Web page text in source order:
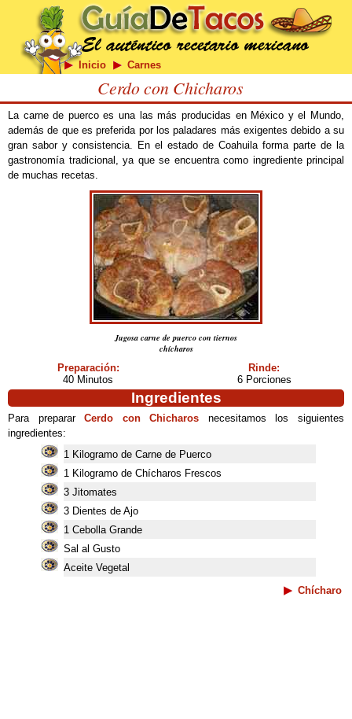
Inicio Carnes
Cerdo con Chicharos
La carne de puerco es una las más producidas en México y el Mundo,
además de que es preferida por los paladares más exigentes debido a su
gran sabor y consistencia. En el estado de Coahuila forma parte de la
gastronomía tradicional, ya que se encuentra como ingrediente principal
de muchas recetas.
Jugosa carne de puerco con tiernos
chícharos
Preparación:
40 Minutos
Rinde:
6 Porciones
Ingredientes
Para prepararCerdo con Chicharos necesitamos los siguientes
ingredientes:
1 Kilogramo de Carne de Puerco
1 Kilogramo de Chícharos Frescos
3 Jitomates
3 Dientes de Ajo
1 Cebolla Grande
Sal al Gusto
Aceite Vegetal
Chícharo